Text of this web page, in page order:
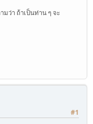
ว่า ถ้าเป็นท่าน ๆ จะ
#1